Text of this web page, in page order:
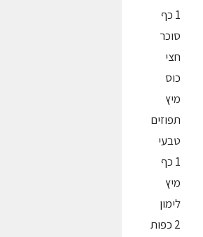
1 כף
סוכר
חצי
כוס
מיץ
תפוזים
טבעי
1 כף
מיץ
לימון
2 כפות